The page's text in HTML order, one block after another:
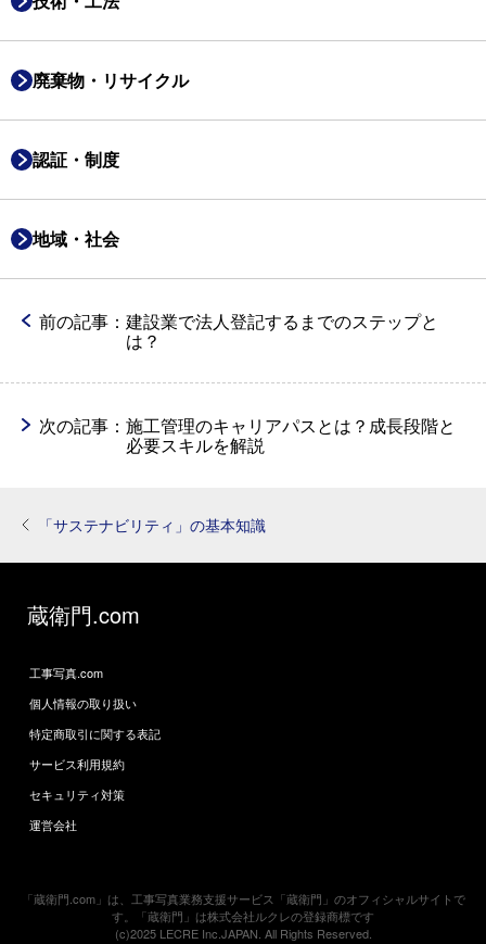
廃棄物・リサイクル
認証・制度
地域・社会
前の記事： 建設業で法人登記するまでのステップと
は？
次の記事： 施工管理のキャリアパスとは？成長段階と
必要スキルを解説
「サステナビリティ」の基本知識
蔵衛門.com
工事写真.com
個人情報の取り扱い
特定商取引に関する表記
サービス利用規約
セキュリティ対策
運営会社
「蔵衛門.com」は、工事写真業務支援サービス「蔵衛門」のオフィシャルサイトで
す。「蔵衛門」は株式会社ルクレの登録商標です
(c)2025 LECRE Inc.JAPAN. All Rights Reserved.